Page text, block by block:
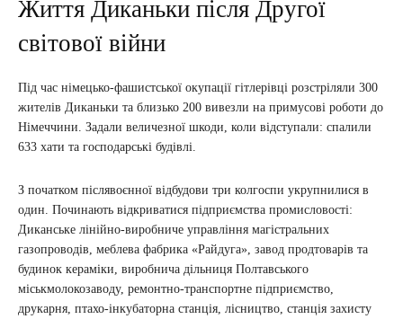
Життя Диканьки після Другої
світової війни
Під час німецько-фашистської окупації гітлерівці розстріляли 300
жителів Диканьки та близько 200 вивезли на примусові роботи до
Німеччини. Задали величезної шкоди, коли відступали: спалили
633 хати та господарські будівлі.
З початком післявоєнної відбудови три колгоспи укрупнилися в
один. Починають відкриватися підприємства промисловості:
Диканське лінійно-виробниче управління магістральних
газопроводів, меблева фабрика «Райдуга», завод продтоварів та
будинок кераміки, виробнича дільниця Полтавського
міськмолокозаводу, ремонтно-транспортне підприємство,
друкарня, птахо-інкубаторна станція, лісництво, станція захисту